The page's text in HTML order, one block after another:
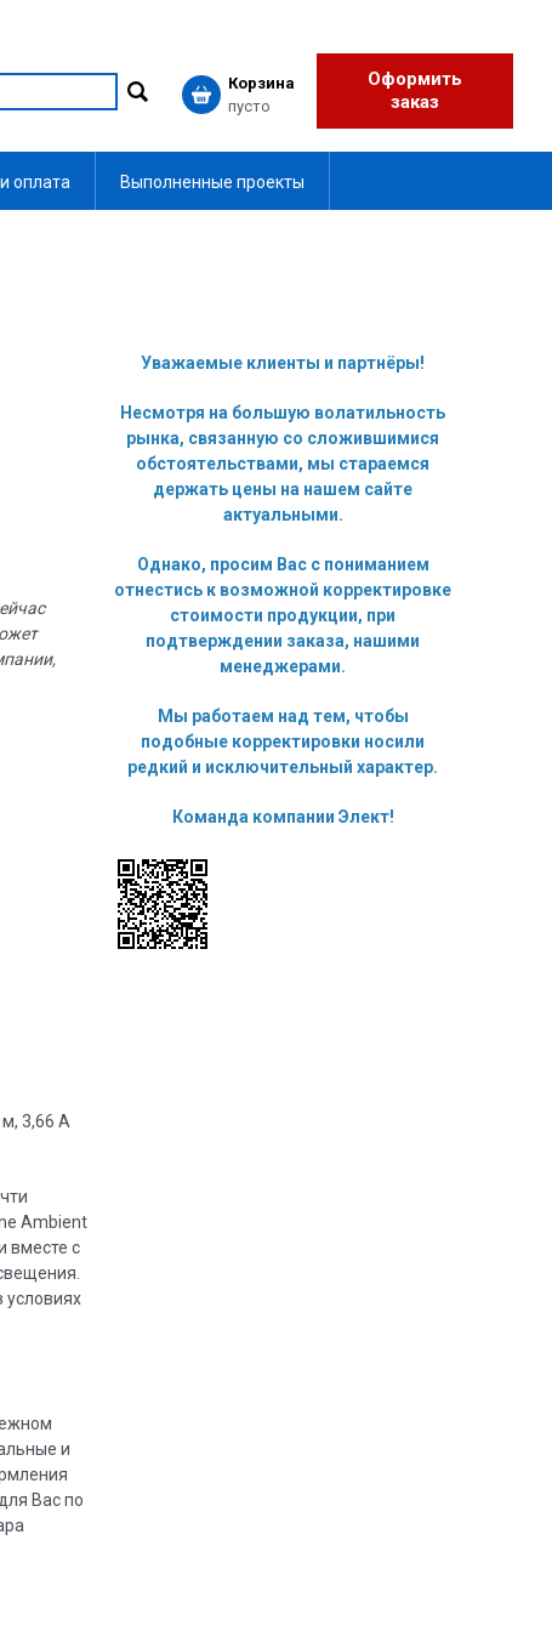
Корзина
пусто
Оформить
заказ
оплата Выполненные проекты
3,66 А
Ambient
вместе с
условиях
и
Вас по
Уважаемые клиенты и партнёры!
Несмотря на большую волатильность
рынка, связанную со сложившимися
обстоятельствами, мы стараемся
держать цены на нашем сайте
актуальными.
Однако, просим Вас с пониманием
отнестись к возможной корректировке
стоимости продукции, при
подтверждении заказа, нашими
менеджерами.
Мы работаем над тем, чтобы
подобные корректировки носили
редкий и исключительный характер.
Команда компании Элект!